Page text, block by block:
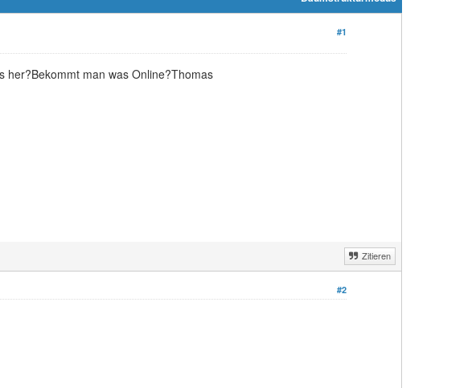
#1
her?Bekommt man was Online?Thomas
Zitieren
#2